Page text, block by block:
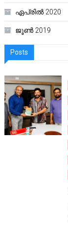
ഏപ്രിൽ 2020
ജൂൺ 2019
Posts